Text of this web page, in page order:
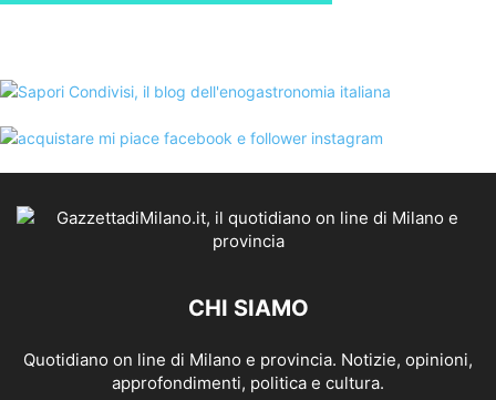
CHI SIAMO
Quotidiano on line di Milano e provincia. Notizie, opinioni,
approfondimenti, politica e cultura.